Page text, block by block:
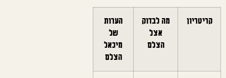
קריטריון
מה לבדוק
אצל
הצלם
הערות
של
מיכאל
הצלם